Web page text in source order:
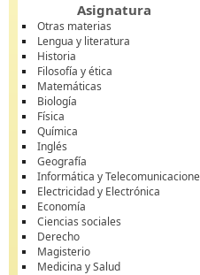
Asignatura
Otras materias
Lengua y literatura
Historia
Filosofía y ética
Matemáticas
Biología
Física
Química
Inglés
Geografía
Informática y
Electricidad y Electrónica
Economía
Ciencias sociales
Derecho
Magisterio
Medicina y Salud